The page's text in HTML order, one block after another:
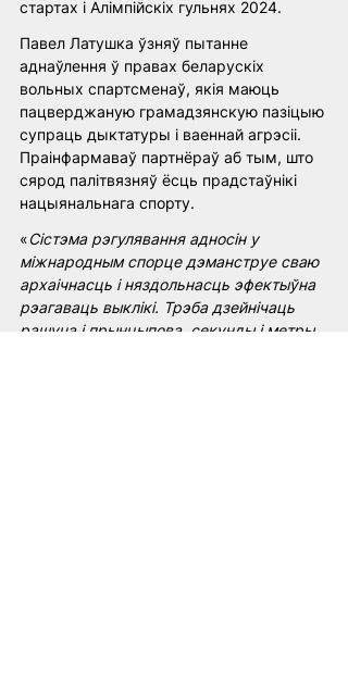
стартах і Алімпійскіх гульнях 2024.
Павел Латушка ўзняў пытанне
аднаўлення ў правах беларускіх
вольных спартсменаў, якія маюць
пацверджаную грамадзянскую пазіцыю
супраць дыктатуры і ваеннай агрэсіі.
Праінфармаваў партнёраў аб тым, што
сярод палітвязняў ёсць прадстаўнікі
нацыянальнага спорту.
«Сістэма рэгулявання адносін у
міжнародным спорце дэманструе сваю
архаічнасць і няздольнасць эфектыўна
рэагаваць выклікі. Трэба дзейнічаць
рашуча і прынцыпова, секунды і метры